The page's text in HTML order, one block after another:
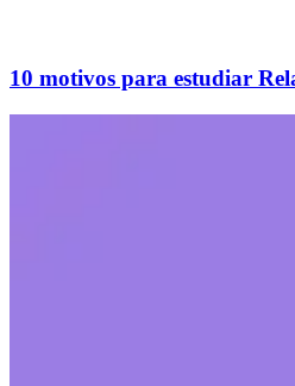
10 motivos para estudiar